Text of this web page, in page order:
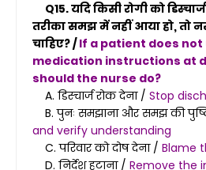
Q15. यदि किसी रोगी को
तरीका समझ में नहीं आया हो, तो
चाहिए? /If a patient does
medication instructions at
should the nurse do?
A. डिस्चार्ज रोक देना / Stop
B. पुनः समझाना और समझ की
and verify understanding
C. परिवार को दोष देना / Blame
D. निर्देश हटाना / Remove the